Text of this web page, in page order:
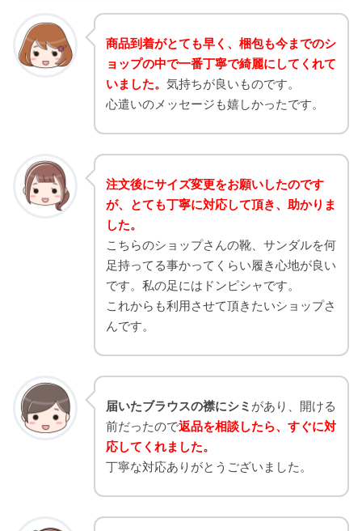
商品到着がとても早く、梱包も今までのシ
ョップの中で一番丁寧で綺麗にしてくれて
いました。 気持ちが良いものです。
心遣いのメッセージも嬉しかったです。
注文後にサイズ変更をお願いしたのです
が、とても丁寧に対応して頂き、助かりま
した。
こちらのショップさんの靴、サンダルを何
足持ってる事かってくらい履き心地が良い
です。私の足にはドンピシャです。
これからも利用させて頂きたいショップさ
んです。
届いたブラウスの襟にシミ があり、開ける
前だったので返品を相談したら、すぐに対
応してくれました。
丁寧な対応ありがとうございました。